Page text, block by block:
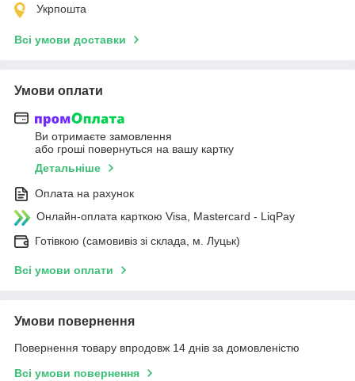
Укрпошта
Всі умови доставки
Умови оплати
Ви отримаєте замовлення
або гроші повернуться на вашу картку
Детальніше
Оплата на рахунок
Онлайн-оплата карткою Visa, Mastercard - LiqPay
Готівкою (самовивіз зі склада, м. Луцьк)
Всі умови оплати
Умови повернення
Повернення товару впродовж 14 днів за домовленістю
Всі умови повернення